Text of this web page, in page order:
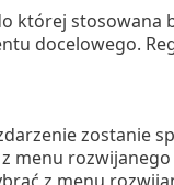
której stosowana
docelowego.
zostanie
menu rozwijanego